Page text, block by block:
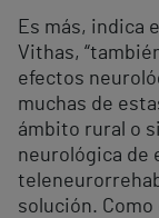
Es más, indica
Vithas,
efectos
muchas de
ámbito rural o
neurológica de
solución.